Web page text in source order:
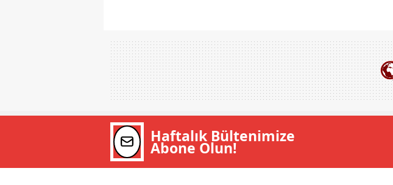
Haftalık Bültenimize
Abone Olun!